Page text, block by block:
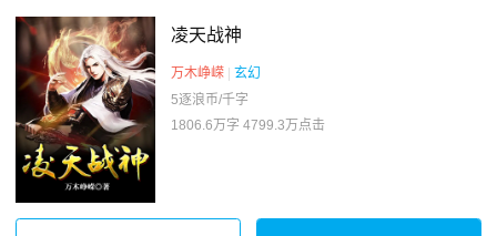
凌天战神
万木峥嵘
玄幻
5逐浪币/千字
1806.6万字 4799.3万点击